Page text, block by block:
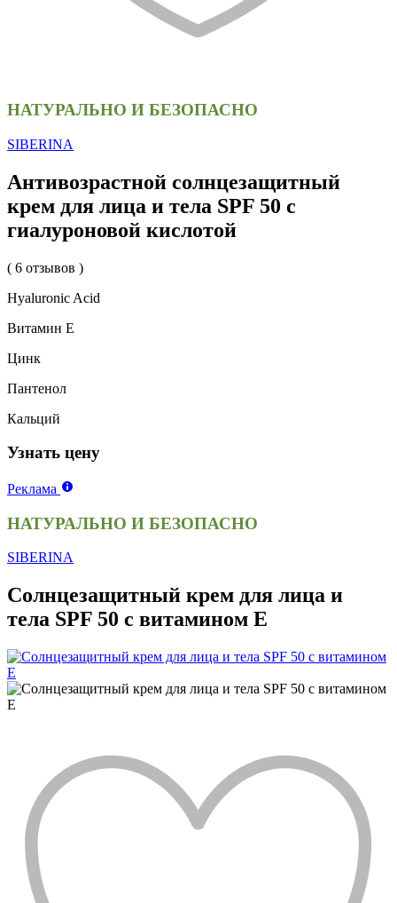
НАТУРАЛЬНО И БЕЗОПАСНО
SIBERINA
Антивозрастной солнцезащитный
крем для лица и тела SPF 50 с
гиалуроновой кислотой
( 6 отзывов )
Hyaluronic Acid
Витамин Е
Цинк
Пантенол
Кальций
Узнать цену
Реклама
НАТУРАЛЬНО И БЕЗОПАСНО
SIBERINA
Солнцезащитный крем для лица и
тела SPF 50 с витамином Е